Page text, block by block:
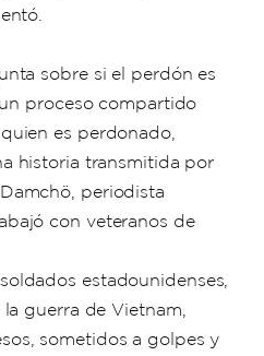
sobre si el perdón es
proceso compartido
es perdonado,
historia transmitida por
periodista
con veteranos de
estadounidenses,
guerra de Vietnam,
sometidos a golpes y